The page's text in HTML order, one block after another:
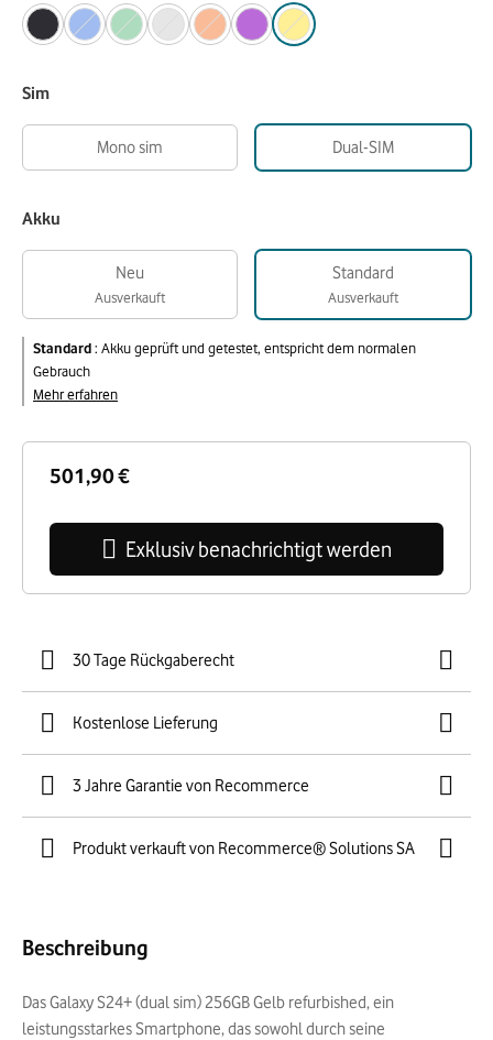
501,90 €
Exklusiv benachrichtigt werden
Sim
Mono sim Dual-SIM
Akku
Neu
Ausverkauft
Standard
Ausverkauft
Standard: Akku geprüft und getestet, entspricht dem normalen
Gebrauch
Mehr erfahren
30 Tage Rückgaberecht
Kostenlose Lieferung
3 Jahre Garantie von Recommerce
Produkt verkauft von Recommerce® Solutions SA
Beschreibung
Das Galaxy S24+ (dual sim) 256GB Gelb refurbished, ein
leistungsstarkes Smartphone, das sowohl durch seine